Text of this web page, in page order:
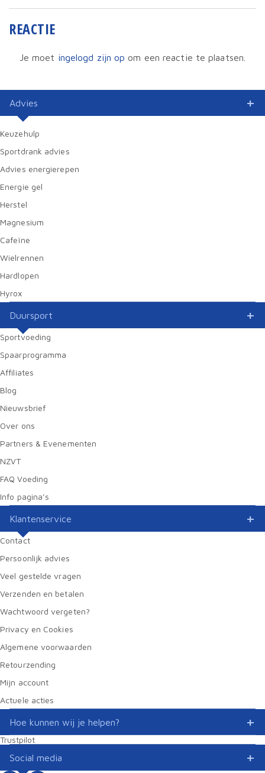
REACTIE
Je moet ingelogd zijn op om een reactie te plaatsen.
Advies
Keuzehulp
Sportdrank advies
Advies energierepen
Energie gel
Herstel
Magnesium
Cafeïne
Wielrennen
Hardlopen
Hyrox
Duursport
Sportvoeding
Spaarprogramma
Affiliates
Blog
Nieuwsbrief
Over ons
Partners & Evenementen
NZVT
FAQ Voeding
Info pagina’s
Klantenservice
Contact
Persoonlijk advies
Veel gestelde vragen
Verzenden en betalen
Wachtwoord vergeten?
Privacy en Cookies
Algemene voorwaarden
Retourzending
Mijn account
Actuele acties
Hoe kunnen wij je helpen?
Trustpilot
Social media